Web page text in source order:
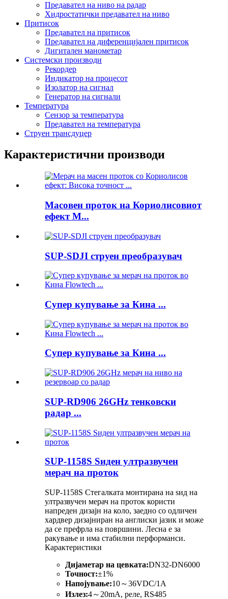
Предавател на ниво на радар
Хидростатички предавател на ниво
Притисок
Предавател на притисок
Предавател на диференцијален притисок
Дигитален манометар
Системски производи
Рекордер
Индикатор на процесот
Изолатор на сигнал
Генератор на сигнали
Температура
Сензор за температура
Предавател на температура
Струен трансдуцер
Карактеристични производи
Масовен проток на Кориолисовиот
ефект М...
SUP-SDJI струен преобразувач
Супер купување за Кина ...
Супер купување за Кина ...
SUP-RD906 26GHz тенковски
радар ...
SUP-1158S Ѕиден ултразвучен
мерач на проток
SUP-1158S Стегалката монтирана на ѕид на
ултразвучен мерач на проток користи
напреден дизајн на коло, заедно со одличен
хардвер дизајниран на англиски јазик и може
да се префрла на површини. Лесна е за
ракување и има стабилни перформанси.
Карактеристики
Дијаметар на цевката:DN32-DN6000
Точност:±1%
Напојување:10～36VDC/1A
Излез:4～20mA, реле, RS485